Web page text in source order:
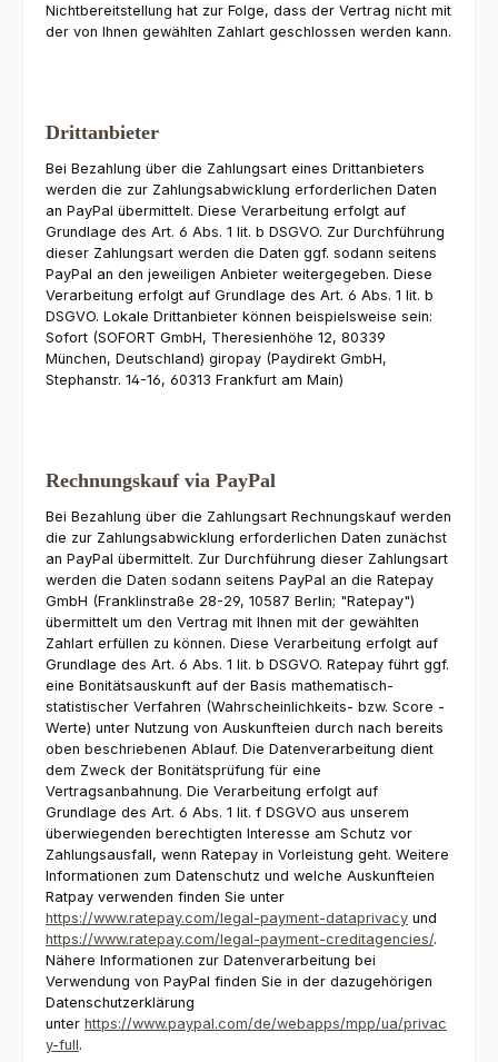
Nichtbereitstellung hat zur Folge, dass der Vertrag nicht mit
der von Ihnen gewählten Zahlart geschlossen werden kann.
Drittanbieter
Bei Bezahlung über die Zahlungsart eines Drittanbieters
werden die zur Zahlungsabwicklung erforderlichen Daten
an PayPal übermittelt. Diese Verarbeitung erfolgt auf
Grundlage des Art. 6 Abs. 1 lit. b DSGVO. Zur Durchführung
dieser Zahlungsart werden die Daten ggf. sodann seitens
PayPal an den jeweiligen Anbieter weitergegeben. Diese
Verarbeitung erfolgt auf Grundlage des Art. 6 Abs. 1 lit. b
DSGVO. Lokale Drittanbieter können beispielsweise sein:
Sofort (SOFORT GmbH, Theresienhöhe 12, 80339
München, Deutschland) giropay (Paydirekt GmbH,
Stephanstr. 14-16, 60313 Frankfurt am Main)
Rechnungskauf via PayPal
Bei Bezahlung über die Zahlungsart Rechnungskauf werden
die zur Zahlungsabwicklung erforderlichen Daten zunächst
an PayPal übermittelt. Zur Durchführung dieser Zahlungsart
werden die Daten sodann seitens PayPal an die Ratepay
GmbH (Franklinstraße 28-29, 10587 Berlin; "Ratepay")
übermittelt um den Vertrag mit Ihnen mit der gewählten
Zahlart erfüllen zu können. Diese Verarbeitung erfolgt auf
Grundlage des Art. 6 Abs. 1 lit. b DSGVO. Ratepay führt ggf.
eine Bonitätsauskunft auf der Basis mathematisch-
statistischer Verfahren (Wahrscheinlichkeits- bzw. Score -
Werte) unter Nutzung von Auskunfteien durch nach bereits
oben beschriebenen Ablauf. Die Datenverarbeitung dient
dem Zweck der Bonitätsprüfung für eine
Vertragsanbahnung. Die Verarbeitung erfolgt auf
Grundlage des Art. 6 Abs. 1 lit. f DSGVO aus unserem
überwiegenden berechtigten Interesse am Schutz vor
Zahlungsausfall, wenn Ratepay in Vorleistung geht. Weitere
Informationen zum Datenschutz und welche Auskunfteien
Ratpay verwenden finden Sie unter
https://www.ratepay.com/legal-payment-dataprivacy und
https://www.ratepay.com/legal-payment-creditagencies/.
Nähere Informationen zur Datenverarbeitung bei
Verwendung von PayPal finden Sie in der dazugehörigen
Datenschutzerklärung
unter https://www.paypal.com/de/webapps/mpp/ua/privac
y-full.